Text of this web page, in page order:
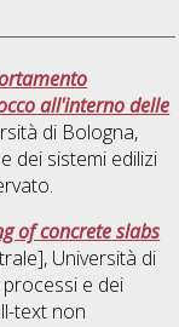
all'interno delle
di Bologna,
dei sistemi edilizi
of concrete slabs
Università di
e dei
text non